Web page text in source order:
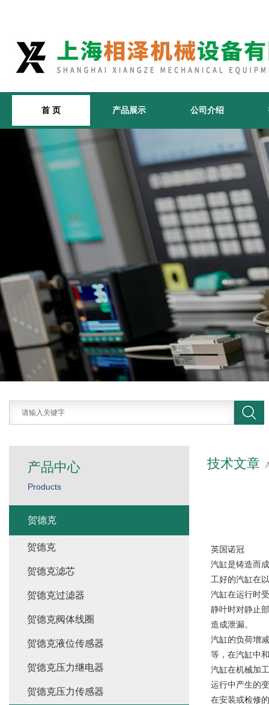
首 页 产品展示 公司介绍
技术文章
英国诺冠
汽缸是铸造而
工好的汽缸在
汽缸在运行时
静叶时对静止
造成泄漏。
汽缸的负荷增
等，在汽缸中
汽缸在机械加
运行中产生的
在安装或检修
产品中心
Products
贺德克
贺德克
贺德克滤芯
贺德克过滤器
贺德克阀体线圈
贺德克液位传感器
贺德克压力继电器
贺德克压力传感器